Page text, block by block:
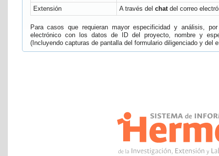
Extensión
A través del chatdel correo
Para casos que requieran mayor especificidad y análisis,
electrónico con los datos de ID del proyecto, nombre y
(Incluyendo capturas de pantalla del formulario diligenciado y del